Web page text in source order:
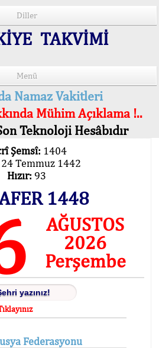
Diller
TAKVİMİ
Menü
Namaz Vakitleri
Mühim Açıklama !..
Teknoloji Hesâbıdır
Şemsî: 1404
24 Temmuz 1442
Hızır: 93
1448
AĞUSTOS
2026
Perşembe
Federasyonu